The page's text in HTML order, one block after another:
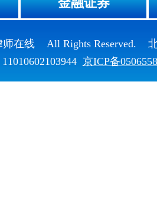
师在线 All Rights Reserved.
京ICP备